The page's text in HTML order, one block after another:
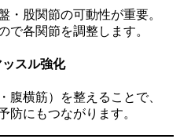
・股関節の可動性が重要。
で各関節を調整します。
スル強化
腹横筋）を整えることで、
防にもつながります。